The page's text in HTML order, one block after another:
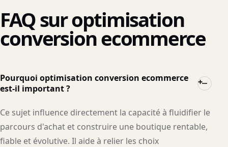
FAQ sur optimisation
conversion ecommerce
Pourquoi optimisation conversion ecommerce
est-il important ?
+
Ce sujet influence directement la capacité à fluidifier le
parcours d'achat et construire une boutique rentable,
fiable et évolutive. Il aide à relier les choix